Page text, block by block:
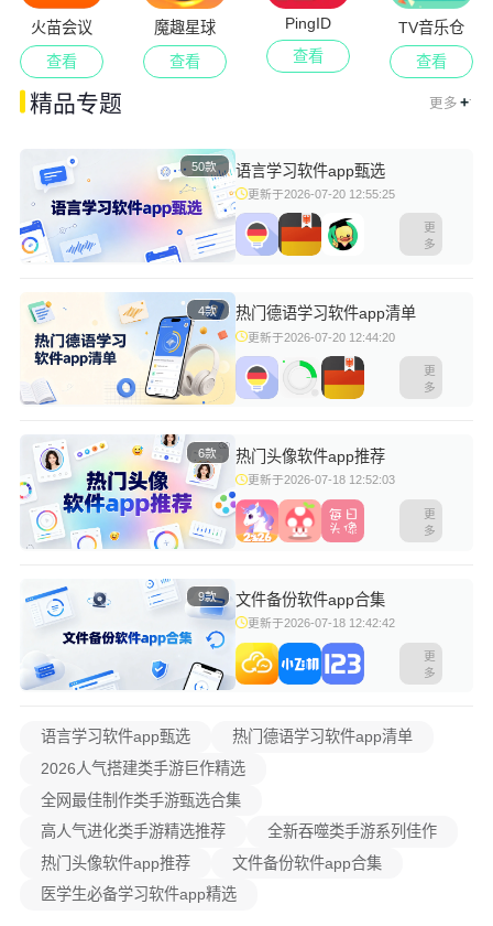
火苗会议
查看
魔趣星球
查看
PingID
查看
TV音乐仓
查看
精品专题 更多 +
50款 语言学习软件app甄选
更新于2026-07-20 12:55:25
更
多
4款 热门德语学习软件app清单
更新于2026-07-20 12:44:20
更
多
6款 热门头像软件app推荐
更新于2026-07-18 12:52:03
更
多
9款 文件备份软件app合集
更新于2026-07-18 12:42:42
更
多
语言学习软件app甄选
热门德语学习软件app清单
2026人气搭建类手游巨作精选
全网最佳制作类手游甄选合集
高人气进化类手游精选推荐
全新吞噬类手游系列佳作
热门头像软件app推荐
文件备份软件app合集
医学生必备学习软件app精选